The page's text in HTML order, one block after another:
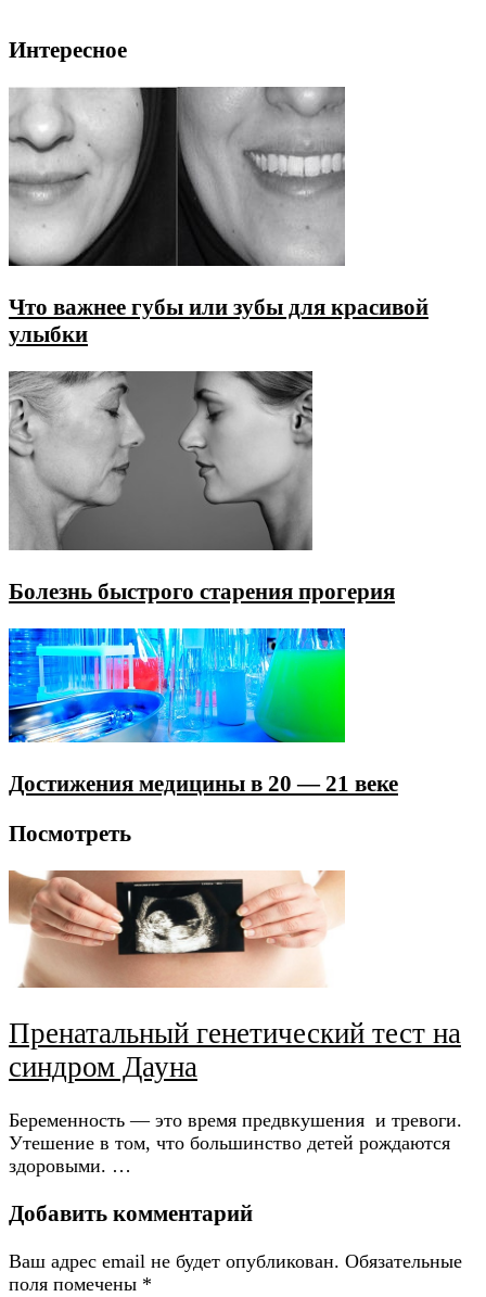
Интересное
Что важнее губы или зубы для красивой
улыбки
Болезнь быстрого старения прогерия
Достижения медицины в 20 — 21 веке
Посмотреть
Пренатальный генетический тест на
синдром Дауна
Беременность — это время предвкушения и тревоги.
Утешение в том, что большинство детей рождаются
здоровыми. …
Добавить комментарий
Ваш адрес email не будет опубликован. Обязательные
поля помечены *